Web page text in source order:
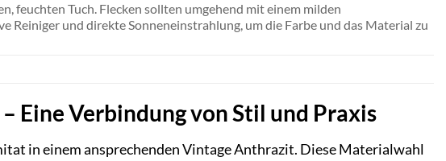
feuchten Tuch. Flecken sollten umgehend mit einem milden
Reiniger und direkte Sonneneinstrahlung, um die Farbe und das Material zu
Eine Verbindung von Stil und Praxis
in einem ansprechenden Vintage Anthrazit. Diese Materialwahl